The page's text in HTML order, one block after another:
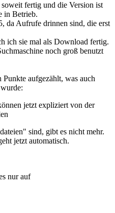
fertig und die Version ist
in Betrieb.
da Aufrufe drinnen sind, die erst
ich sie mal als Download fertig.
noch groß benutzt
Punkte aufgezählt, was auch
jetzt expliziert von der
sind, gibt es nicht mehr.
jetzt automatisch.
nur auf